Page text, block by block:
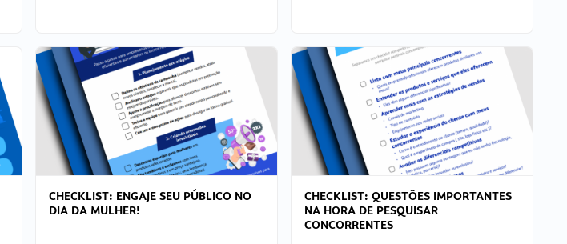
CHECKLIST: ENGAJE SEU PÚBLICO NO
DIA DA MULHER!
CHECKLIST: QUESTÕES IMPORTANTES
NA HORA DE PESQUISAR
CONCORRENTES